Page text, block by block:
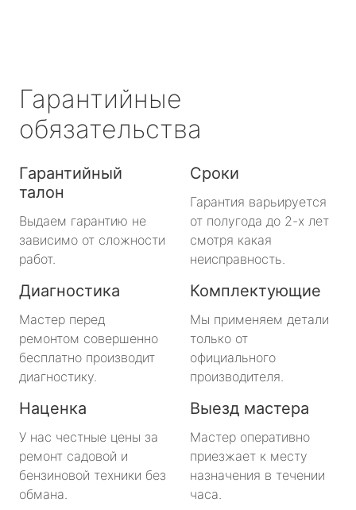
Гарантийные
обязательства
Гарантийный
талон
Выдаем гарантию не
зависимо от сложности
работ.
Сроки
Гарантия варьируется
от полугода до 2-х лет
смотря какая
неисправность.
Диагностика
Мастер перед
ремонтом совершенно
бесплатно производит
диагностику.
Комплектующие
Мы применяем детали
только от
официального
производителя.
Наценка
У нас честные цены за
ремонт садовой и
бензиновой техники без
обмана.
Выезд мастера
Мастер оперативно
приезжает к месту
назначения в течении
часа.